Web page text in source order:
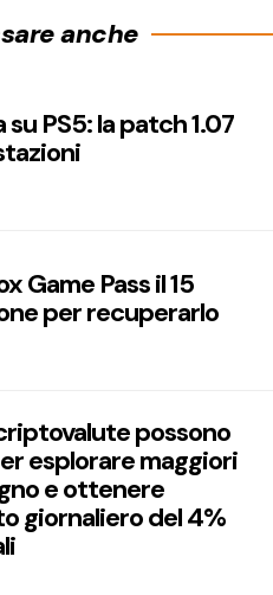
anche
PS5: la patch 1.07
Game Pass il 15
per recuperarlo
possono
esplorare maggiori
e ottenere
giornaliero del 4%